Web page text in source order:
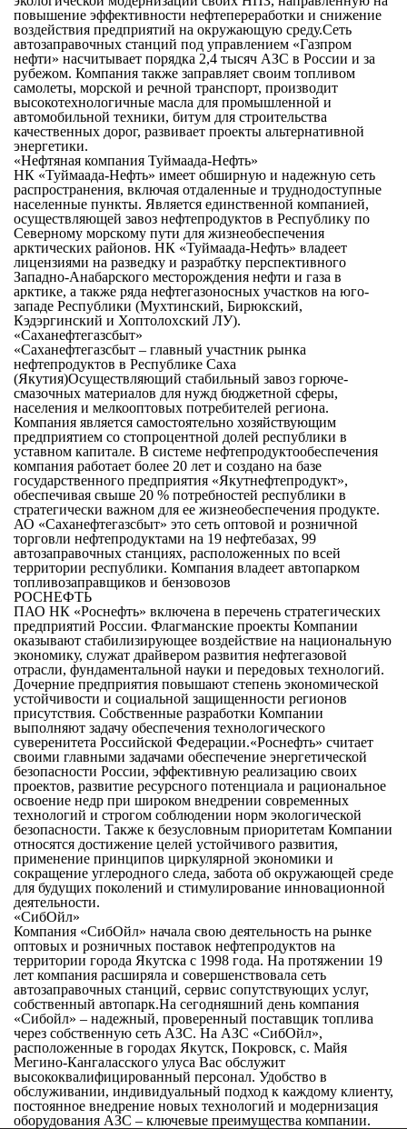
повышение эффективности нефтепереработки и снижение
воздействия предприятий на окружающую среду.Сеть
автозаправочных станций под управлением «Газпром
нефти» насчитывает порядка 2,4 тысяч АЗС в России и за
рубежом. Компания также заправляет своим топливом
самолеты, морской и речной транспорт, производит
высокотехнологичные масла для промышленной и
автомобильной техники, битум для строительства
качественных дорог, развивает проекты альтернативной
энергетики.
«Нефтяная компания Туймаада-Нефть»
НК «Туймаада-Нефть» имеет обширную и надежную сеть
распространения, включая отдаленные и труднодоступные
населенные пункты. Является единственной компанией,
осуществляющей завоз нефтепродуктов в Республику по
Северному морскому пути для жизнеобеспечения
арктических районов. НК «Туймаада-Нефть» владеет
лицензиями на разведку и разрабтку перспективного
Западно-Анабарского месторождения нефти и газа в
арктике, а также ряда нефтегазоносных участков на юго-
западе Республики (Мухтинский, Бирюкский,
Кэдэргинский и Хоптолохский ЛУ).
«Саханефтегазсбыт»
«Саханефтегазсбыт – главный участник рынка
нефтепродуктов в Республике Саха
(Якутия)Осуществляющий стабильный завоз горюче-
смазочных материалов для нужд бюджетной сферы,
населения и мелкооптовых потребителей региона.
Компания является самостоятельно хозяйствующим
предприятием со стопроцентной долей республики в
уставном капитале. В системе нефтепродуктообеспечения
компания работает более 20 лет и создано на базе
государственного предприятия «Якутнефтепродукт»,
обеспечивая свыше 20 % потребностей республики в
стратегически важном для ее жизнеобеспечения продукте.
АО «Саханефтегазсбыт» это сеть оптовой и розничной
торговли нефтепродуктами на 19 нефтебазах, 99
автозаправочных станциях, расположенных по всей
территории республики. Компания владеет автопарком
топливозаправщиков и бензовозов
РОСНЕФТЬ
ПАО НК «Роснефть» включена в перечень стратегических
предприятий России. Флагманские проекты Компании
оказывают стабилизирующее воздействие на национальную
экономику, служат драйвером развития нефтегазовой
отрасли, фундаментальной науки и передовых технологий.
Дочерние предприятия повышают степень экономической
устойчивости и социальной защищенности регионов
присутствия. Собственные разработки Компании
выполняют задачу обеспечения технологического
суверенитета Российской Федерации.«Роснефть» считает
своими главными задачами обеспечение энергетической
безопасности России, эффективную реализацию своих
проектов, развитие ресурсного потенциала и рациональное
освоение недр при широком внедрении современных
технологий и строгом соблюдении норм экологической
безопасности. Также к безусловным приоритетам Компании
относятся достижение целей устойчивого развития,
применение принципов циркулярной экономики и
сокращение углеродного следа, забота об окружающей среде
для будущих поколений и стимулирование инновационной
деятельности.
«СибОйл»
Компания «СибОйл» начала свою деятельность на рынке
оптовых и розничных поставок нефтепродуктов на
территории города Якутска с 1998 года. На протяжении 19
лет компания расширяла и совершенствовала сеть
автозаправочных станций, сервис сопутствующих услуг,
собственный автопарк.На сегодняшний день компания
«Сибойл» – надежный, проверенный поставщик топлива
через собственную сеть АЗС. На АЗС «СибОйл»,
расположенные в городах Якутск, Покровск, с. Майя
Мегино-Кангаласского улуса Вас обслужит
высококвалифицированный персонал. Удобство в
обслуживании, индивидуальный подход к каждому клиенту,
постоянное внедрение новых технологий и модернизация
оборудования АЗС – ключевые преимущества компании.